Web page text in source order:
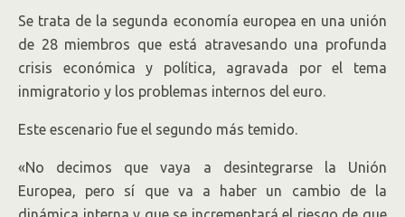
Se trata de la segunda economía europea en una unión
de 28 miembros que está atravesando una profunda
crisis económica y política, agravada por el tema
inmigratorio y los problemas internos del euro.
Este escenario fue el segundo más temido.
«No decimos que vaya a desintegrarse la Unión
Europea, pero sí que va a haber un cambio de la